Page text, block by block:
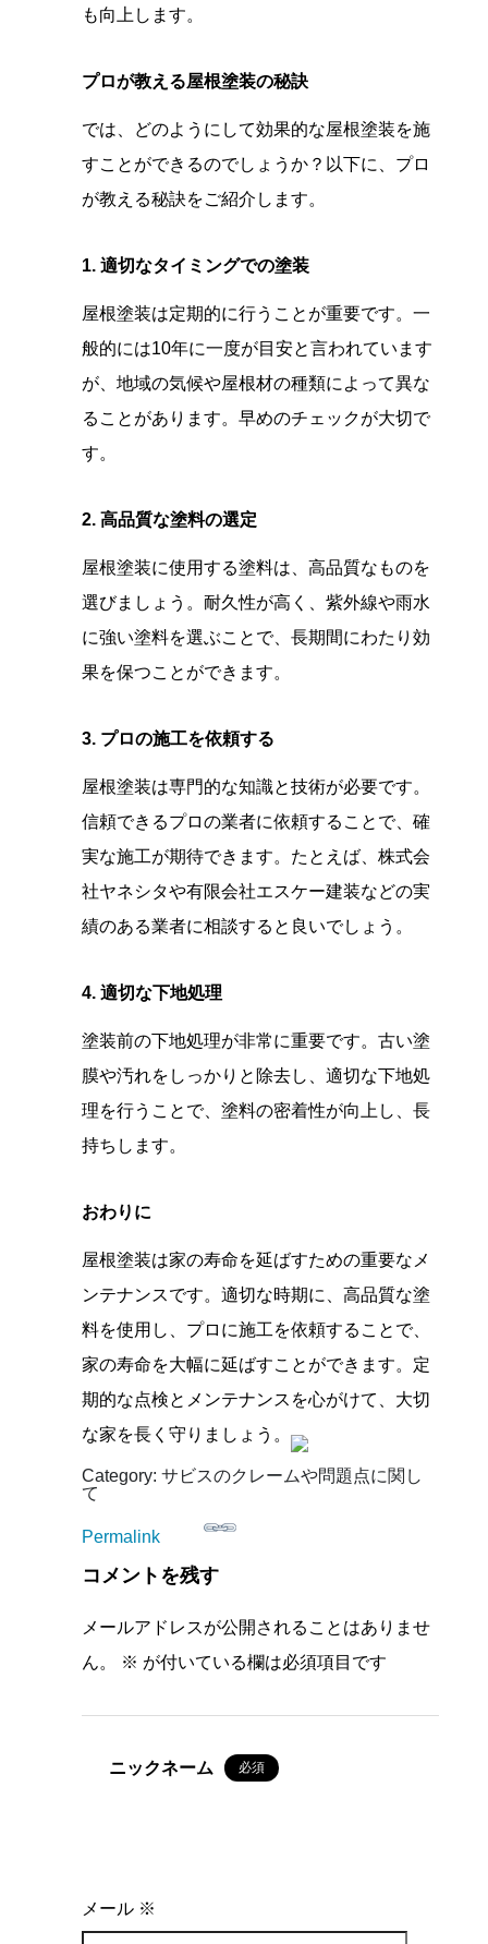
も向上します。
プロが教える屋根塗装の秘訣
では、どのようにして効果的な屋根塗装を施
すことができるのでしょうか？以下に、プロ
が教える秘訣をご紹介します。
1. 適切なタイミングでの塗装
屋根塗装は定期的に行うことが重要です。一
般的には10年に一度が目安と言われています
が、地域の気候や屋根材の種類によって異な
ることがあります。早めのチェックが大切で
す。
2. 高品質な塗料の選定
屋根塗装に使用する塗料は、高品質なものを
選びましょう。耐久性が高く、紫外線や雨水
に強い塗料を選ぶことで、長期間にわたり効
果を保つことができます。
3. プロの施工を依頼する
屋根塗装は専門的な知識と技術が必要です。
信頼できるプロの業者に依頼することで、確
実な施工が期待できます。たとえば、株式会
社ヤネシタや有限会社エスケー建装などの実
績のある業者に相談すると良いでしょう。
4. 適切な下地処理
塗装前の下地処理が非常に重要です。古い塗
膜や汚れをしっかりと除去し、適切な下地処
理を行うことで、塗料の密着性が向上し、長
持ちします。
おわりに
屋根塗装は家の寿命を延ばすための重要なメ
ンテナンスです。適切な時期に、高品質な塗
料を使用し、プロに施工を依頼することで、
家の寿命を大幅に延ばすことができます。定
期的な点検とメンテナンスを心がけて、大切
な家を長く守りましょう。
Category: サビスのクレームや問題点に関し
て
Permalink
コメントを残す
メールアドレスが公開されることはありませ
ん。
※ が付いている欄は必須項目です
ニックネーム 必須
メール ※